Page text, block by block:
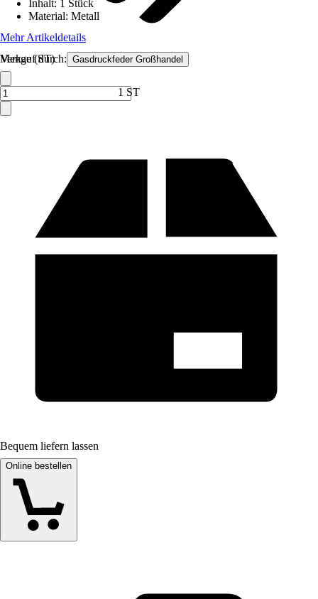
Verkauf durch: Gasdruckfeder Großhandel
Inhalt: 1 Stück
Material: Metall
Mehr Artikeldetails
Menge (ST)
1 ST
Bequem liefern lassen
Online bestellen